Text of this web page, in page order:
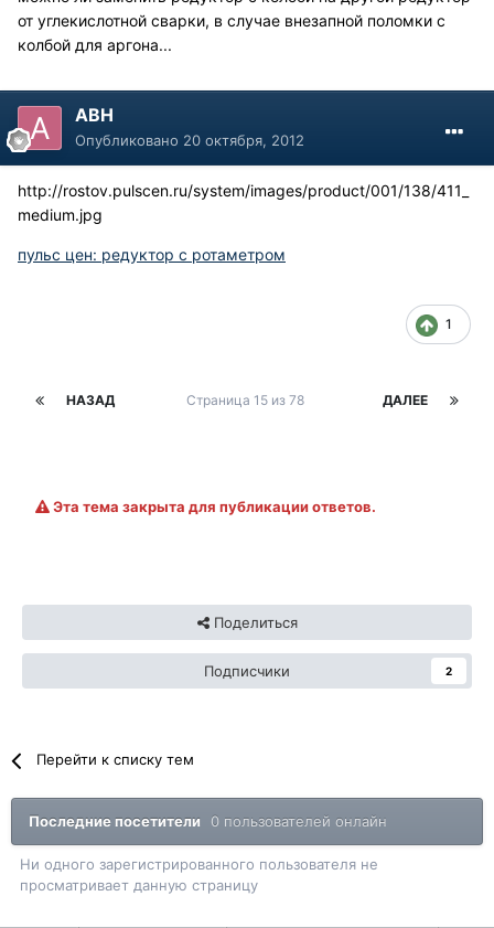
от углекислотной сварки, в случае внезапной поломки с
колбой для аргона...
АВН
Опубликовано 20 октября, 2012
http://rostov.pulscen.ru/system/images/product/001/138/411_
medium.jpg
пульс цен: редуктор с ротаметром
1
НАЗАД ДАЛЕЕ
Страница 15 из 78
Эта тема закрыта для публикации ответов.
Поделиться
Подписчики 2
Перейти к списку тем
Последние посетители 0 пользователей онлайн
Ни одного зарегистрированного пользователя не
просматривает данную страницу